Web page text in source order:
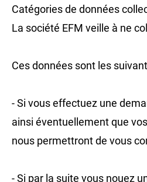
Catégories de données
La société EFM veille à ne
Ces données sont les
- Si vous effectuez une
ainsi éventuellement que
nous permettront de vous
- Si par la suite vous nouez